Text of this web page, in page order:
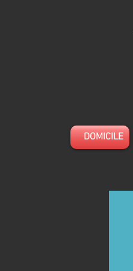
DOMICILE